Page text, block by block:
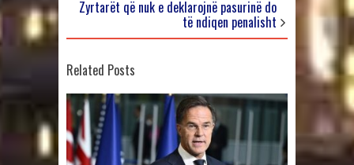
Zyrtarët që nuk e deklarojnë pasurinë do
të ndiqen penalisht
Related Posts